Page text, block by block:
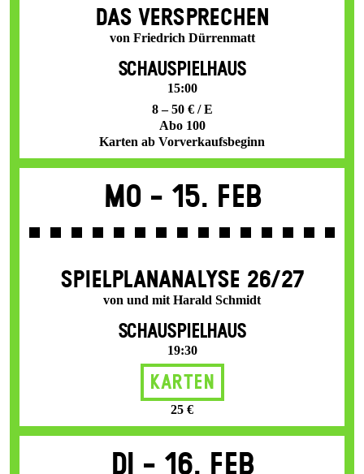
DAS VER­SPRECHEN
von Friedrich Dürrenmatt
SCHAUSPIELHAUS
15:00
8 – 50 € / E
Abo 100
Karten ab Vorverkaufsbeginn
Mo - 15. Feb
SPIEL­PLAN­ANALYSE 26/27
von und mit Harald Schmidt
SCHAUSPIELHAUS
19:30
Karten
25 €
Di - 16. Feb